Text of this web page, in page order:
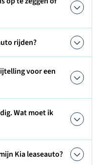
rijden?
voor een
Wat moet ik
Kia leaseauto?